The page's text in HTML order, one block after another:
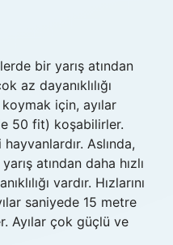
bir yarış atından
az dayanıklılığı
koymak için, ayılar
50 fit) koşabilirler.
Aslında,
atından daha hızlı
vardır. Hızlarını
saniyede 15 metre
Ayılar çok güçlü ve